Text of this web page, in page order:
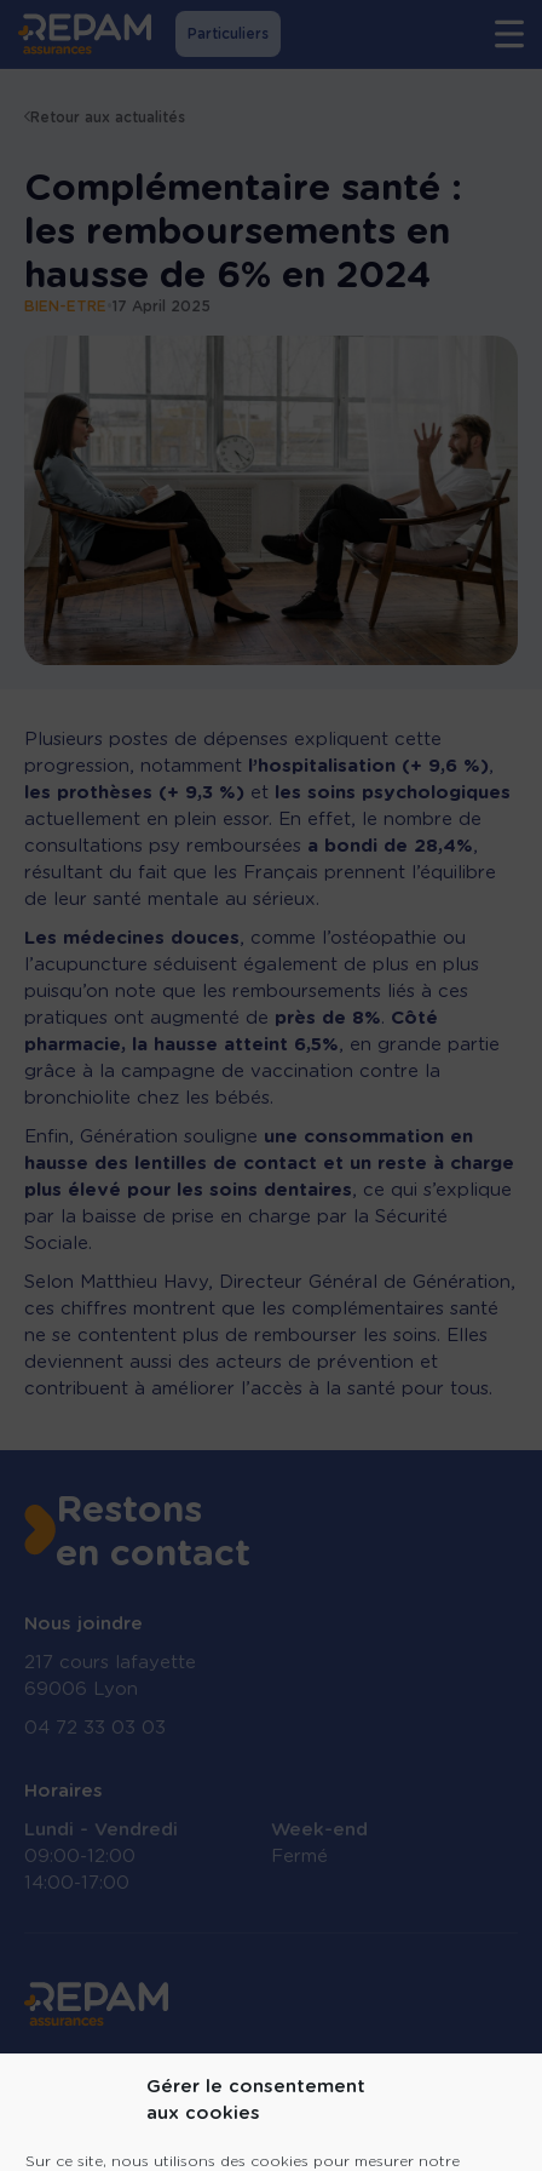
Gérer le consentement
aux cookies
Sur ce site, nous utilisons des cookies pour mesurer notre
Particuliers
Retour aux actualités
Complémentaire santé :
les remboursements en
hausse de 6% en 2024
BIEN-ETRE 17 April 2025
Plusieurs postes de dépenses expliquent cette
progression, notamment l’hospitalisation (+ 9,6 %),
les prothèses (+ 9,3 %) et les soins psychologiques
actuellement en plein essor. En effet, le nombre de
consultations psy remboursées a bondi de 28,4%,
résultant du fait que les Français prennent l’équilibre
de leur santé mentale au sérieux.
Les médecines douces, comme l’ostéopathie ou
l’acupuncture séduisent également de plus en plus
puisqu’on note que les remboursements liés à ces
pratiques ont augmenté de près de 8%. Côté
pharmacie, la hausse atteint 6,5%, en grande partie
grâce à la campagne de vaccination contre la
bronchiolite chez les bébés.
Enfin, Génération souligne une consommation en
hausse des lentilles de contact et un reste à charge
plus élevé pour les soins dentaires, ce qui s’explique
par la baisse de prise en charge par la Sécurité
Sociale.
Selon Matthieu Havy, Directeur Général de Génération,
ces chiffres montrent que les complémentaires santé
ne se contentent plus de rembourser les soins. Elles
deviennent aussi des acteurs de prévention et
contribuent à améliorer l’accès à la santé pour tous.
Restons
en contact
Nous joindre
217 cours lafayette
69006 Lyon
04 72 33 03 03
Horaires
Lundi - Vendredi
09:00-12:00
14:00-17:00
Week-end
Fermé
Repam Assurances